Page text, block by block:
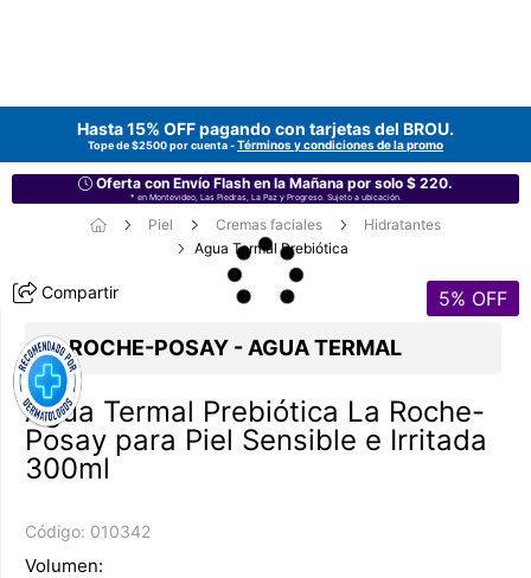
Hasta 15% OFF pagando con tarjetas del BROU.
Tope de $2500 por cuenta -Términos y condiciones de la promo
Oferta con Envío Flash en la Mañana por solo $ 220.
* en Montevideo, Las Piedras, La Paz y Progreso. Sujeto a ubicación.
Piel Cremas faciales
Hidratantes
Agua Termal Prebiótica
Compartir 5% OFF
LA ROCHE-POSAY - AGUA TERMAL
Agua Termal Prebiótica La Roche-
Posay para Piel Sensible e Irritada
300ml
Código: 010342
Volumen: